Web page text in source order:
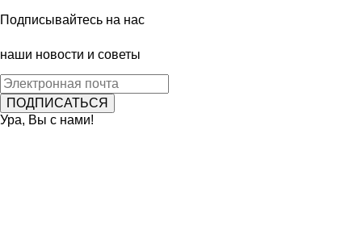
Подписывайтесь на нас
наши новости и советы
Ура, Вы с нами!